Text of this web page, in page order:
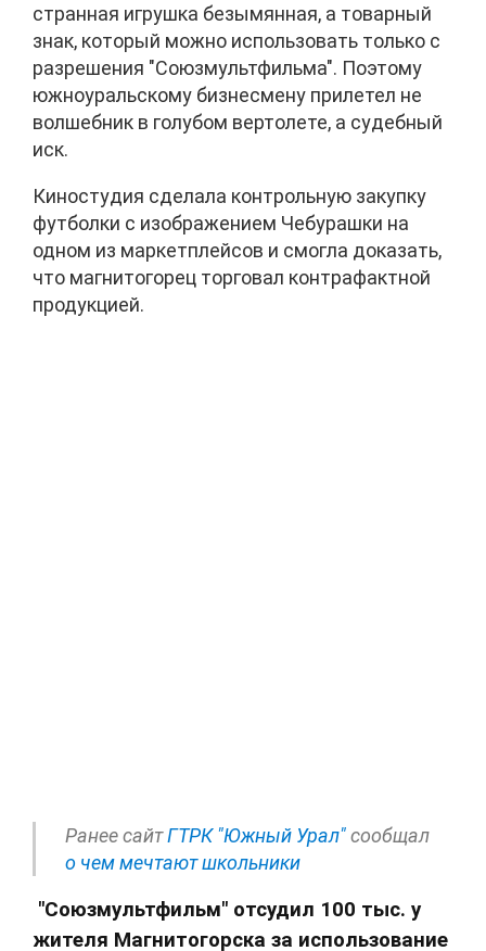
странная игрушка безымянная, а товарный
знак, который можно использовать только с
разрешения "Союзмультфильма". Поэтому
южноуральскому бизнесмену прилетел не
волшебник в голубом вертолете, а судебный
иск.
Киностудия сделала контрольную закупку
футболки с изображением Чебурашки на
одном из маркетплейсов и смогла доказать,
что магнитогорец торговал контрафактной
продукцией.
Ранее сайтГТРК "Южный Урал"сообщал
о чем мечтают школьники
"Союзмультфильм" отсудил 100 тыс. у
жителя Магнитогорска за использование